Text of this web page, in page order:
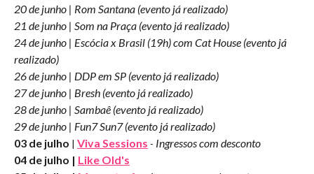
20 de junho | Rom Santana (evento já realizado)
21 de junho | Som na Praça (evento já realizado)
24 de junho | Escócia x Brasil (19h) com Cat House (evento já
realizado)
26 de junho | DDP em SP (evento já realizado)
27 de junho | Bresh (evento já realizado)
28 de junho | Sambaê (evento já realizado)
29 de junho | Fun7 Sun7 (evento já realizado)
03 de julho | Viva Sessions - Ingressos com desconto
04 de julho | Like Old's